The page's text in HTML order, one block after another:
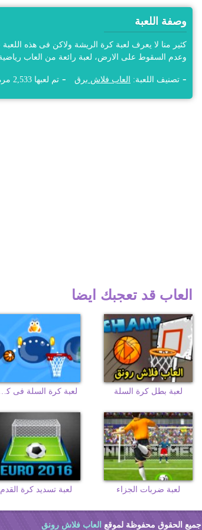
وصفة اللعبة
كثير منا لا يعرف لعبة كرة الريشة ولاكن فى هذه
وعدم السقوط على الارض، لعبة رائعة من العاب
تصنيف اللعبة: العاب فلاش برق تم لعبها 2,533 مره
العاب قد تعجبك ايضا
لعبة بطل كرة السلة لعبة كرة السلة
لعبة ضربات الجزاء لعبة تسديد كرة القدم
جميع الحقوق محفوظة لموقع العاب فلاش رونق